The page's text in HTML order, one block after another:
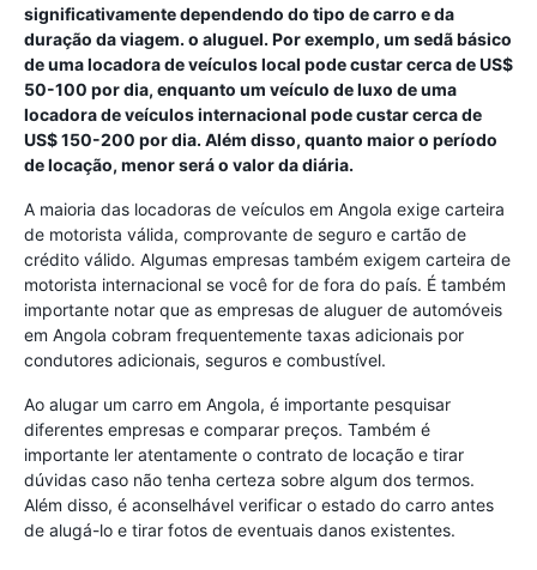
significativamente dependendo do tipo de carro e da
duração da viagem. o aluguel. Por exemplo, um sedã básico
de uma locadora de veículos local pode custar cerca de US$
50-100 por dia, enquanto um veículo de luxo de uma
locadora de veículos internacional pode custar cerca de
US$ 150-200 por dia. Além disso, quanto maior o período
de locação, menor será o valor da diária.
A maioria das locadoras de veículos em Angola exige carteira
de motorista válida, comprovante de seguro e cartão de
crédito válido. Algumas empresas também exigem carteira de
motorista internacional se você for de fora do país. É também
importante notar que as empresas de aluguer de automóveis
em Angola cobram frequentemente taxas adicionais por
condutores adicionais, seguros e combustível.
Ao alugar um carro em Angola, é importante pesquisar
diferentes empresas e comparar preços. Também é
importante ler atentamente o contrato de locação e tirar
dúvidas caso não tenha certeza sobre algum dos termos.
Além disso, é aconselhável verificar o estado do carro antes
de alugá-lo e tirar fotos de eventuais danos existentes.